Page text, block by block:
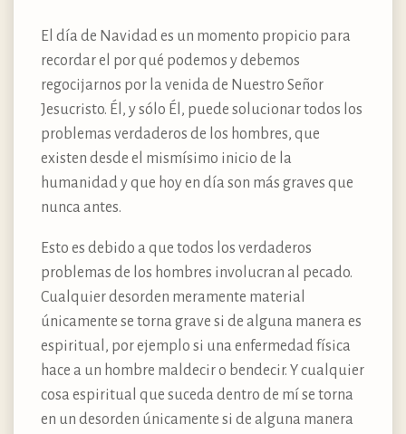
El día de Navidad es un momento propicio para
recordar el por qué podemos y debemos
regocijarnos por la venida de Nuestro Señor
Jesucristo. Él, y sólo Él, puede solucionar todos los
problemas verdaderos de los hombres, que
existen desde el mismísimo inicio de la
humanidad y que hoy en día son más graves que
nunca antes.
Esto es debido a que todos los verdaderos
problemas de los hombres involucran al pecado.
Cualquier desorden meramente material
únicamente se torna grave si de alguna manera es
espiritual, por ejemplo si una enfermedad física
hace a un hombre maldecir o bendecir. Y cualquier
cosa espiritual que suceda dentro de mí se torna
en un desorden únicamente si de alguna manera